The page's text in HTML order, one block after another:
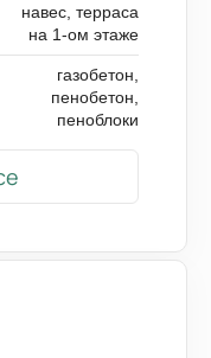
навес, терраса
на 1-ом этаже
газобетон,
пенобетон,
пеноблоки